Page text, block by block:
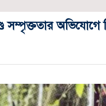
সম্পৃক্ততার অভিযোগে